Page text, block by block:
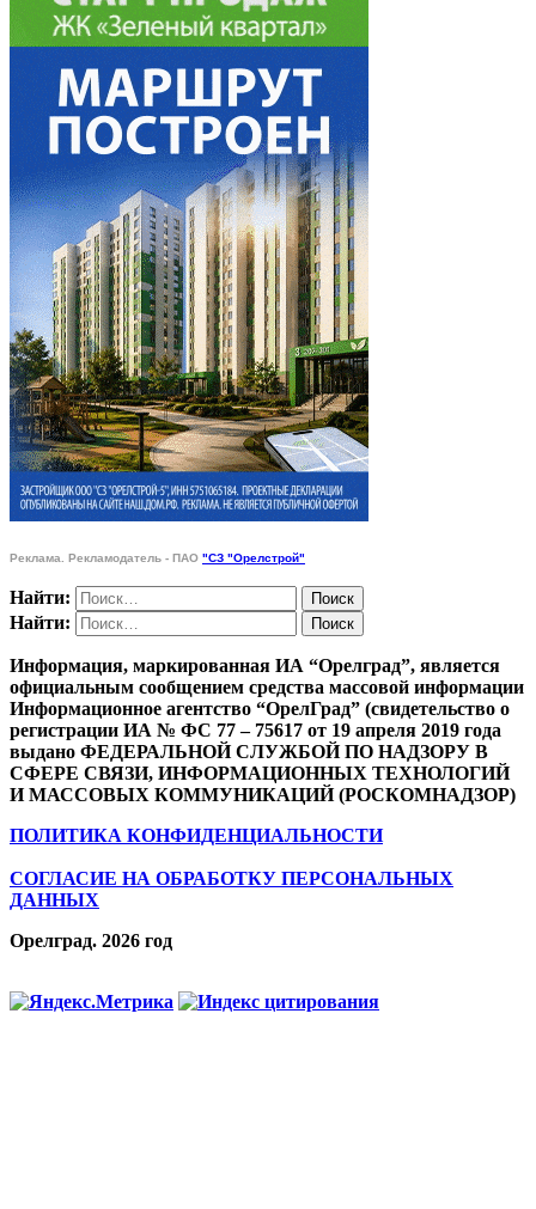
Реклама. Рекламодатель - ПАО "СЗ "Орелстрой"
Найти:
Найти:
Информация, маркированная ИА “Орелград”, является
официальным сообщением средства массовой информации
Информационное агентство “ОрелГрад” (свидетельство о
регистрации ИА № ФС 77 – 75617 от 19 апреля 2019 года
выдано ФЕДЕРАЛЬНОЙ СЛУЖБОЙ ПО НАДЗОРУ В
СФЕРЕ СВЯЗИ, ИНФОРМАЦИОННЫХ ТЕХНОЛОГИЙ
И МАССОВЫХ КОММУНИКАЦИЙ (РОСКОМНАДЗОР)
ПОЛИТИКА КОНФИДЕНЦИАЛЬНОСТИ
СОГЛАСИЕ НА ОБРАБОТКУ ПЕРСОНАЛЬНЫХ
ДАННЫХ
Орелград. 2026 год